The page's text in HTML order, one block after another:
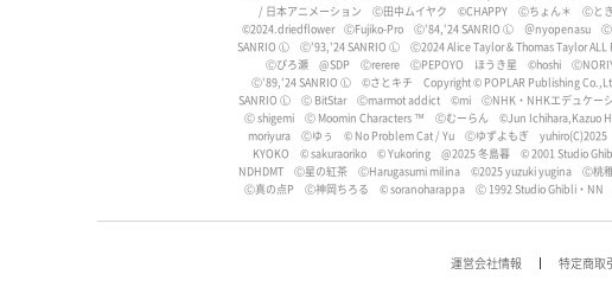
/ 日本アニメーション
Ⓒ田中ムイヤク ©️CHAPPY Ⓒちょん＊ Ⓒと
©️2024.driedflower
ⒸFujiko-Pro Ⓒ'84,'24 SANRIO Ⓛ ＠nyopenasu Ⓒ
SANRIO Ⓛ
Ⓒ'93,'24 SANRIO Ⓛ Ⓒ2024 Alice Taylor & Thomas Taylor ALL
Ⓒぴろ瀬
@SDP Ⓒrerere ⒸPEPOYO ほうき星 ©hoshi
Ⓒ'89,'24 SANRIO Ⓛ
©さとキチ Copyright © POPLAR Publishing
SANRIO Ⓛ
Ⓒ BitStar Ⓒmarmot addict ©️mi ⒸNHK・NHKエデュケー
Ⓒ shigemi
Ⓒ Moomin Characters ™ Ⓒむーらん ©Jun Ichihara,Kazuo
moriyura
Ⓒゆぅ © No Problem Cat / Yu Ⓒゆずよもぎ yuhiro(C)2025
KYOKO
© sakuraoriko © Yukoring @2025 冬島暮 © 2001 Studio
NDHDMT
Ⓒ星の紅茶 ⒸHarugasumi milina ©2025 yuzuki yugina Ⓒ桃
Ⓒ真の点P
Ⓒ神岡ちろる © soranoharappa Ⓒ 1992 Studio Ghibli・NN
運営会社情報 特定商取